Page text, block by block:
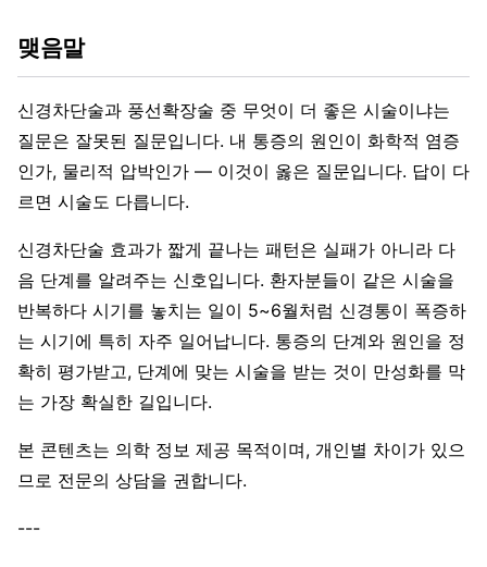
맺음말
신경차단술과 풍선확장술 중 무엇이 더 좋은 시술이냐는
질문은 잘못된 질문입니다. 내 통증의 원인이 화학적 염증
인가, 물리적 압박인가 — 이것이 옳은 질문입니다. 답이 다
르면 시술도 다릅니다.
신경차단술 효과가 짧게 끝나는 패턴은 실패가 아니라 다
음 단계를 알려주는 신호입니다. 환자분들이 같은 시술을
반복하다 시기를 놓치는 일이 5~6월처럼 신경통이 폭증하
는 시기에 특히 자주 일어납니다. 통증의 단계와 원인을 정
확히 평가받고, 단계에 맞는 시술을 받는 것이 만성화를 막
는 가장 확실한 길입니다.
본 콘텐츠는 의학 정보 제공 목적이며, 개인별 차이가 있으
므로 전문의 상담을 권합니다.
---